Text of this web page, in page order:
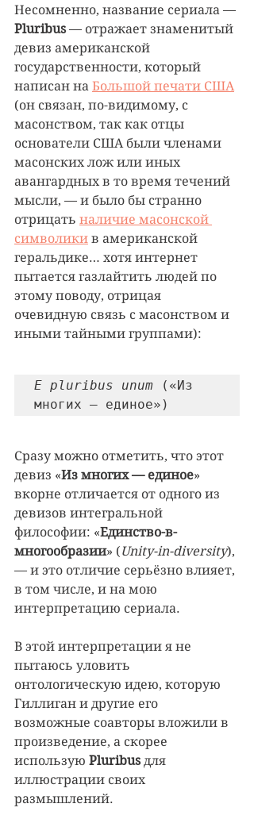
Несомненно, название сериала —
Pluribus — отражает знаменитый
девиз американской
государственности, который
написан на Большой печати США
(он связан, по-видимому, с
масонством, так как отцы
основатели США были членами
масонских лож или иных
авангардных в то время течений
мысли, — и было бы странно
отрицать наличие масонской
символики в американской
геральдике… хотя интернет
пытается газлайтить людей по
этому поводу, отрицая
очевидную связь с масонством и
иными тайными группами):
E pluribus unum («Из
многих — единое»)
Сразу можно отметить, что этот
девиз «Из многих — единое»
вкорне отличается от одного из
девизов интегральной
философии: «Единство-в-
многообразии» (Unity-in-diversity),
— и это отличие серьёзно влияет,
в том числе, и на мою
интерпретацию сериала.
В этой интерпретации я не
пытаюсь уловить
онтологическую идею, которую
Гиллиган и другие его
возможные соавторы вложили в
произведение, а скорее
использую Pluribus для
иллюстрации своих
размышлений.